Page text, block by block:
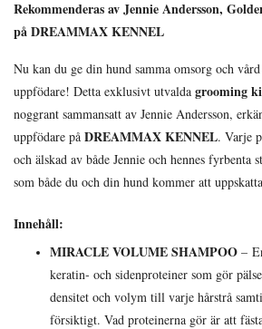
Rekommenderas av Jennie Andersson,
på DREAMMAX KENNEL
Nu kan du ge din hund samma omsorg och
uppfödare! Detta exklusivt utvalda grooming
noggrant sammansatt av Jennie Andersson,
uppfödare på DREAMMAX KENNEL. Varje
och älskad av både Jennie och hennes fyrbenta
som både du och din hund kommer att
Innehåll:
MIRACLE VOLUME SHAMPOO –
keratin- och sidenproteiner som gör
densitet och volym till varje hårstrå
försiktigt. Vad proteinerna gör är att